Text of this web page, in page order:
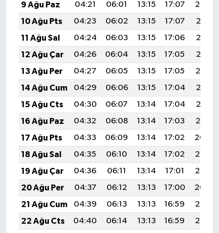
9 Ağu Paz
04:21 06:01 13:15 17:07
20:20
10 Ağu Pts
04:23 06:02 13:15 17:07
20:18
11 Ağu Sal
04:24 06:03 13:15 17:06
20:17
12 Ağu Çar
04:26 06:04 13:15 17:05
20:16
13 Ağu Per
04:27 06:05 13:15 17:05
20:14
14 Ağu Cum
04:29 06:06 13:15 17:04
20:13
15 Ağu Cts
04:30 06:07 13:14 17:04
20:12
16 Ağu Paz
04:32 06:08 13:14 17:03
20:10
17 Ağu Pts
04:33 06:09 13:14 17:02
20:09
18 Ağu Sal
04:35 06:10 13:14 17:02
20:07
19 Ağu Çar
04:36 06:11 13:14 17:01
20:06
20 Ağu Per
04:37 06:12 13:13 17:00
20:04
21 Ağu Cum
04:39 06:13 13:13 16:59
20:03
22 Ağu Cts
04:40 06:14 13:13 16:59
20:02